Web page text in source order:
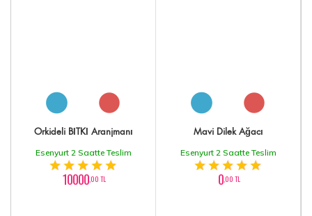
Orkideli BİTKİ Aranjmanı
Esenyurt 2 Saatte Teslim
10000,00 TL
Mavi Dilek Ağacı
Esenyurt 2 Saatte Teslim
0,00 TL